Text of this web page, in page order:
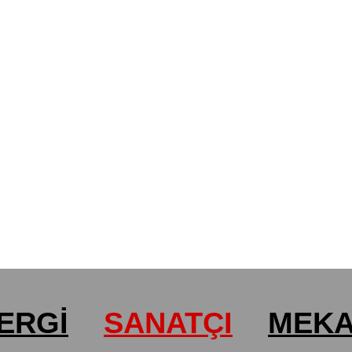
SANATÇI